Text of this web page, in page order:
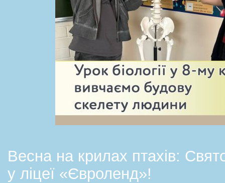
Весна на крилах птахів:
у ліцеї «Євроленд»!